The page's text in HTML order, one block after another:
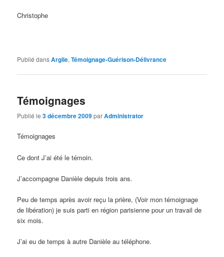
Christophe
Publié dansArgile,Témoignage-Guérison-Délivrance
Témoignages
Publié le3 décembre 2009parAdministrator
Témoignages
Ce dont J’ai été le témoin.
J’accompagne Danièle depuis trois ans.
Peu de temps après avoir reçu la prière, (Voir mon témoignage
de libération) je suis parti en région parisienne pour un travail de
six mois.
J’ai eu de temps à autre Danièle au téléphone.